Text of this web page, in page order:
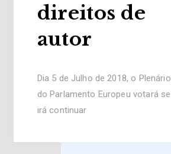
direitos de
autor
Dia 5 de Julho de 2018, o Plenário
do Parlamento Europeu votará se
irá continuar